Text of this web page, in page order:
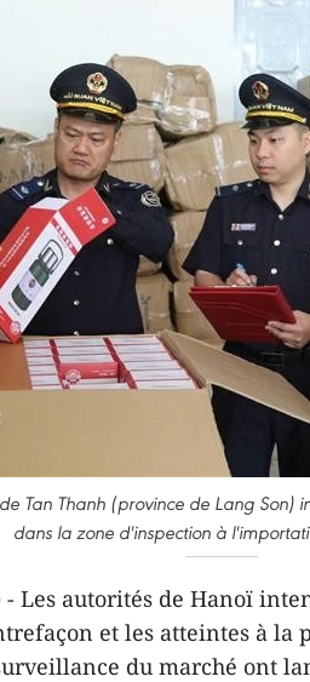
Tan Thanh (province de Lang Son)
dans la zone d'inspection à
- Les autorités de Hanoï
et les atteintes à la
du marché ont